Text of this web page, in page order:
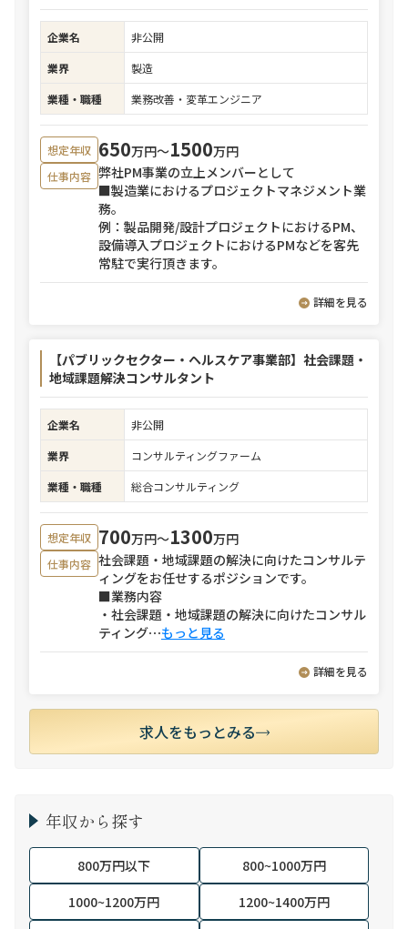
企業名
非公開
業界
製造
業種・職種
業務改善・変革エンジニア
想定年収 650万円〜1500万円
仕事内容 弊社PM事業の立上メンバーとして
■製造業におけるプロジェクトマネジメント業
務。
例：製品開発/設計プロジェクトにおけるPM、
設備導入プロジェクトにおけるPMなどを客先
常駐で実行頂きます。
詳細を見る
【パブリックセクター・ヘルスケア事業部】社会課題・
地域課題解決コンサルタント
企業名
非公開
業界
コンサルティングファーム
業種・職種
総合コンサルティング
想定年収 700万円〜1300万円
仕事内容 社会課題・地域課題の解決に向けたコンサルテ
ィングをお任せするポジションです。
■業務内容
・社会課題・地域課題の解決に向けたコンサル
ティング⋯もっと見る
詳細を見る
求人をもっとみる
年収から探す
800万円以下
800~1000万円
1000~1200万円
1200~1400万円